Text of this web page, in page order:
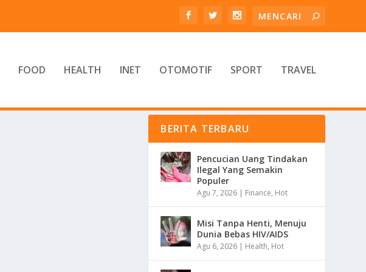
FOOD HEALTH INET OTOMOTIF SPORT TRAVEL
BERITA TERBARU
Pencucian Uang Tindakan
Ilegal Yang Semakin
Populer
Agu 7, 2026 | Finance, Hot
Misi Tanpa Henti, Menuju
Dunia Bebas HIV/AIDS
Agu 6, 2026 | Health, Hot